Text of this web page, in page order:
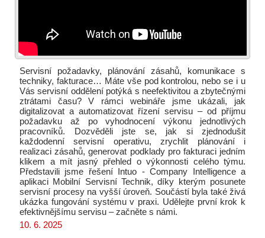
Servisní požadavky, plánování zásahů, komunikace s
techniky, fakturace… Máte vše pod kontrolou, nebo se i u
Vás servisní oddělení potýká s neefektivitou a zbytečnými
ztrátami času? V rámci webináře jsme ukázali, jak
digitalizovat a automatizovat řízení servisu – od příjmu
požadavku až po vyhodnocení výkonu jednotlivých
pracovníků. Dozvěděli jste se, jak si zjednodušit
každodenní servisní operativu, zrychlit plánování i
realizaci zásahů, generovat podklady pro fakturaci jedním
klikem a mít jasný přehled o výkonnosti celého týmu.
Představili jsme řešení Intuo - Company Intelligence a
aplikaci Mobilní Servisní Technik, díky kterým posunete
servisní procesy na vyšší úroveň. Součástí byla také živá
ukázka fungování systému v praxi. Udělejte první krok k
efektivnějšímu servisu – začněte s námi.
10. 6. 2025